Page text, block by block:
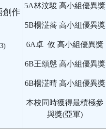
創作
5A林汶駿 高小組優異獎
5B楊淽蕎 高小組優異獎
6A卓 攸 高小組優異獎
6B王頌慇 高小組優異獎
6B楊淽晴 高小組優異獎
本校同時獲得最積極參
與獎(亞軍)